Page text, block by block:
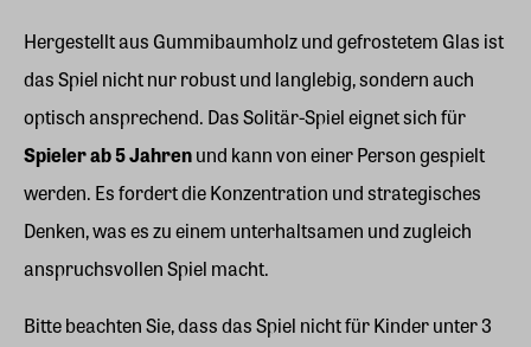
Hergestellt aus Gummibaumholz und gefrostetem Glas ist
das Spiel nicht nur robust und langlebig, sondern auch
optisch ansprechend. Das Solitär-Spiel eignet sich für
Spieler ab 5 Jahrenund kann von einer Person gespielt
werden. Es fordert die Konzentration und strategisches
Denken, was es zu einem unterhaltsamen und zugleich
anspruchsvollen Spiel macht.
Bitte beachten Sie, dass das Spiel nicht für Kinder unter 3